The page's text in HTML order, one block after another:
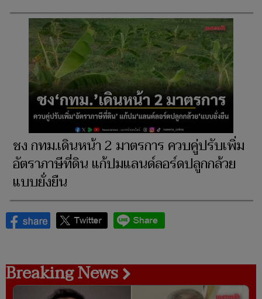
ชง กทม.เดินหน้า 2 มาตรการ ควบคู่ปรับเพิ่ม
อัตราภาษีที่ดิน แก้ปมแลนด์ลอร์ดปลูกกล้วย
แบบยั่งยืน
Breaking News